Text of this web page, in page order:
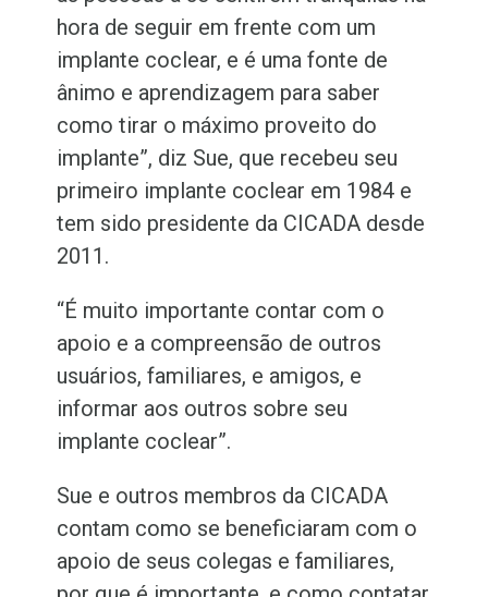
hora de seguir em frente com um
implante coclear, e é uma fonte de
ânimo e aprendizagem para saber
como tirar o máximo proveito do
implante”, diz Sue, que recebeu seu
primeiro implante coclear em 1984 e
tem sido presidente da CICADA desde
2011.
“É muito importante contar com o
apoio e a compreensão de outros
usuários, familiares, e amigos, e
informar aos outros sobre seu
implante coclear”.
Sue e outros membros da CICADA
contam como se beneficiaram com o
apoio de seus colegas e familiares,